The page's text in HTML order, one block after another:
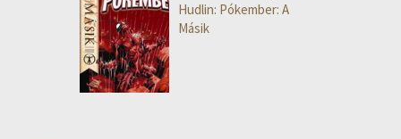
Hudlin: Pókember: A
Másik